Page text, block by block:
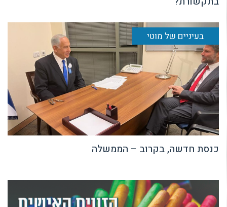
בעיניים של מוטי
כנסת חדשה, בקרוב – הממשלה